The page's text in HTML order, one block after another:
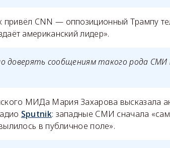
CNN — оппозиционный Трампу
американский лидер».
доверять сообщениям такого рода
МИДа Мария Захарова высказала
Sputnik: западные СМИ сначала
в публичное поле».